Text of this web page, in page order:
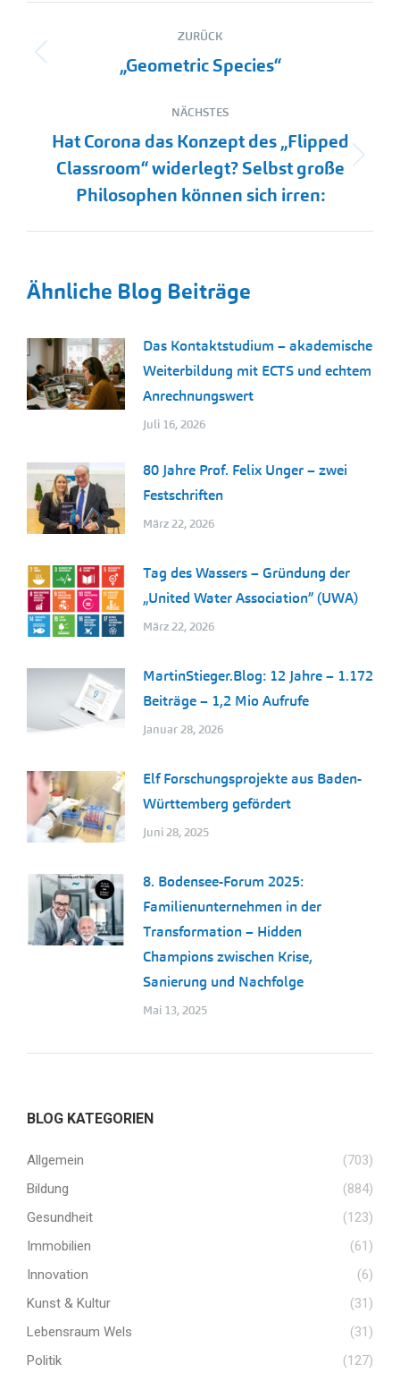
Kommentarnavigation
ZURÜCK
Vorheriger
„Geometric Species“
NÄCHSTES
Nächster
Beitrag:
Hat Corona das Konzept des „Flipped
Classroom“ widerlegt? Selbst große
Philosophen können sich irren:
Ähnliche Blog Beiträge
Das Kontaktstudium – akademische
Weiterbildung mit ECTS und echtem
Anrechnungswert
Juli 16, 2026
80 Jahre Prof. Felix Unger – zwei
Festschriften
März 22, 2026
Tag des Wassers – Gründung der
„United Water Association” (UWA)
März 22, 2026
MartinStieger.Blog: 12 Jahre – 1.172
Beiträge – 1,2 Mio Aufrufe
Januar 28, 2026
Elf Forschungsprojekte aus Baden-
Württemberg gefördert
Juni 28, 2025
8. Bodensee-Forum 2025:
Familienunternehmen in der
Transformation – Hidden
Champions zwischen Krise,
Sanierung und Nachfolge
Mai 13, 2025
BLOG KATEGORIEN
Allgemein
(703)
Bildung
(884)
Gesundheit
(123)
Immobilien
(61)
Innovation
(6)
Kunst & Kultur
(31)
Lebensraum Wels
(31)
Politik
(127)